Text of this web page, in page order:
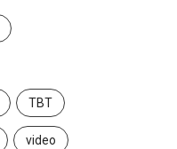
TBT
video